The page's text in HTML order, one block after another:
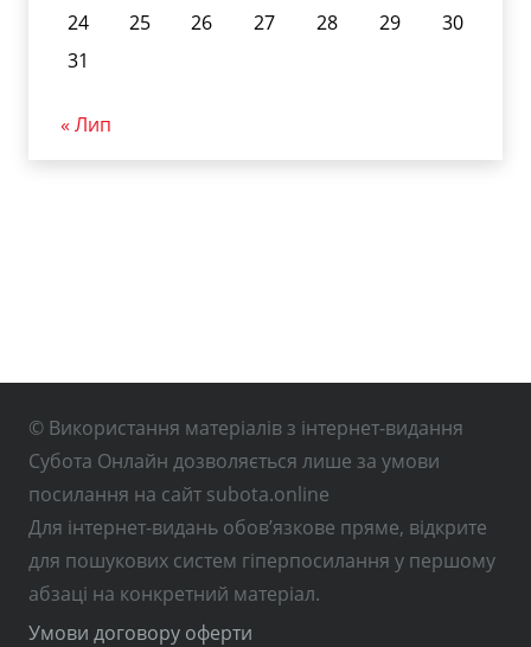
24
25 26 27 28 29
30
31
« Лип
© Використання матеріалів з інтернет-видання
Субота Онлайн дозволяється лише за умови
посилання на сайт subota.online
Для інтернет-видань обов’язкове пряме, відкрите
для пошукових систем гіперпосилання у першому
абзаці на конкретний матеріал.
Умови договору оферти